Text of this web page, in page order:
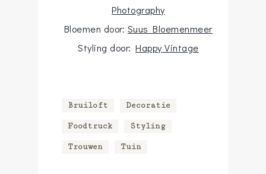
Photography
Bloemen door: Suus Bloemenmeer
Styling door:Happy Vintage
Bruiloft Decoratie
Foodtruck Styling
Trouwen Tuin